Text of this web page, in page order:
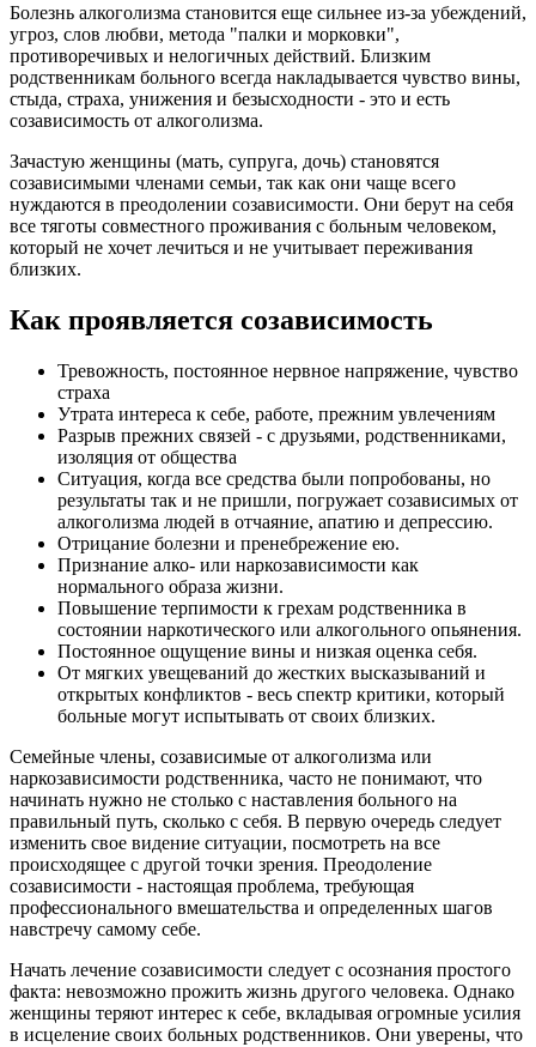
Болезнь алкоголизма становится еще сильнее из-за убеждений,
угроз, слов любви, метода "палки и морковки",
противоречивых и нелогичных действий. Близким
родственникам больного всегда накладывается чувство вины,
стыда, страха, унижения и безысходности - это и есть
созависимость от алкоголизма.
Зачастую женщины (мать, супруга, дочь) становятся
созависимыми членами семьи, так как они чаще всего
нуждаются в преодолении созависимости. Они берут на себя
все тяготы совместного проживания с больным человеком,
который не хочет лечиться и не учитывает переживания
близких.
Как проявляется созависимость
Тревожность, постоянное нервное напряжение, чувство
страха
Утрата интереса к себе, работе, прежним увлечениям
Разрыв прежних связей - с друзьями, родственниками,
изоляция от общества
Ситуация, когда все средства были попробованы, но
результаты так и не пришли, погружает созависимых от
алкоголизма людей в отчаяние, апатию и депрессию.
Отрицание болезни и пренебрежение ею.
Признание алко- или наркозависимости как
нормального образа жизни.
Повышение терпимости к грехам родственника в
состоянии наркотического или алкогольного опьянения.
Постоянное ощущение вины и низкая оценка себя.
От мягких увещеваний до жестких высказываний и
открытых конфликтов - весь спектр критики, который
больные могут испытывать от своих близких.
Семейные члены, созависимые от алкоголизма или
наркозависимости родственника, часто не понимают, что
начинать нужно не столько с наставления больного на
правильный путь, сколько с себя. В первую очередь следует
изменить свое видение ситуации, посмотреть на все
происходящее с другой точки зрения. Преодоление
созависимости - настоящая проблема, требующая
профессионального вмешательства и определенных шагов
навстречу самому себе.
Начать лечение созависимости следует с осознания простого
факта: невозможно прожить жизнь другого человека. Однако
женщины теряют интерес к себе, вкладывая огромные усилия
в исцеление своих больных родственников. Они уверены, что